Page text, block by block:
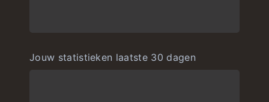
Jouw statistieken laatste 30 dagen